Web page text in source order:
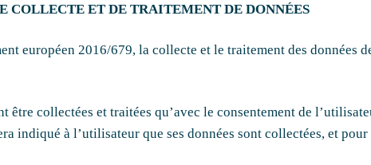
COLLECTE ET DE TRAITEMENT DE DONNÉES
européen 2016/679, la collecte et le traitement des données
collectées et traitées qu’avec le consentement de
indiqué à l’utilisateur que ses données sont collectées, et